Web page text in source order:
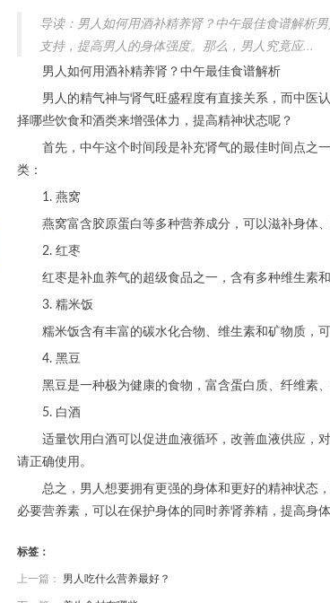
导读：男人如何用酒补精养肾？中午最佳食谱解析
支持，提高男人的身体强度。那么，男人究竟应...
男人如何用酒补精养肾？中午最佳食谱解析
男人的精气神与肾气旺盛程度有直接关系，而中医认
择哪些饮食和酒类来增强体力，提高精神状态呢？
首先，中午这个时间段是补充肾气的最佳时间点之一
类：
1. 燕窝
燕窝富含胶原蛋白等多种营养成分，可以滋补身体、
2. 红枣
红枣是补血养气的超级食品之一，含有多种维生素和
3. 糯米饭
糯米饭含有丰富的碳水化合物、维生素和矿物质，可
4. 黑豆
黑豆是一种极为健康的食物，富含蛋白质、纤维素、
5. 白酒
适量饮用白酒可以促进血液循环，改善血液供应，对
请正确使用。
总之，男人想要拥有更强的身体和更好的精神状态，
必要营养素，可以在保护身体的同时养肾养精，提高身体
标签：
上一篇： 男人吃什么营养最好？